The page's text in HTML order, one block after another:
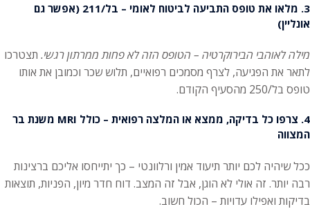
3. מלאו את טופס התביעה לביטוח לאומי – בל/211 (אפשר גם
אונליין)
מילה לאוהבי הבירוקרטיה – הטופס הזה לא פחות ממרתון רגשי. תצטרכו
לתאר את הפגיעה, לצרף מסמכים רפואיים, תלוש שכר וכמובן את אותו
טופס בל/250 מהסעיף הקודם.
4. צרפו כל בדיקה, ממצא או המלצה רפואית – כולל MRI משנת בר
המצווה
ככל שיהיה לכם יותר תיעוד אמין ורלוונטי – כך יתייחסו אליכם ברצינות
רבה יותר. זה אולי לא הוגן, אבל זה המצב. דוח חדר מיון, הפניות, תוצאות
בדיקות ואפילו עדויות – הכול חשוב.